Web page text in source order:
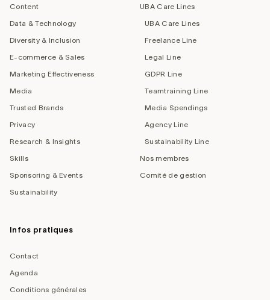
Content
Data & Technology
Diversity & Inclusion
E-commerce & Sales
Marketing Effectiveness
Media
Trusted Brands
Privacy
Research & Insights
Skills
Sponsoring & Events
Sustainability
UBA Care Lines
UBA Care Lines
Freelance Line
Legal Line
GDPR Line
Teamtraining Line
Media Spendings
Agency Line
Sustainability Line
Nos membres
Comité de gestion
Infos pratiques
Contact
Agenda
Conditions générales